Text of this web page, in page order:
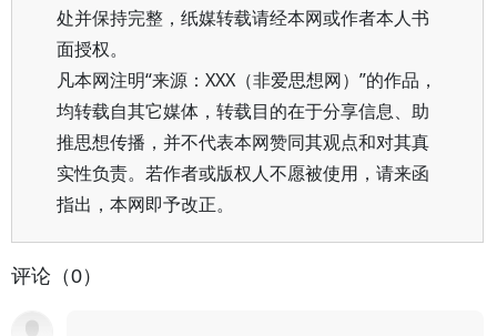
处并保持完整，纸媒转载请经本网或作者本人书
面授权。
凡本网注明“来源：XXX（非爱思想网）”的作品，
均转载自其它媒体，转载目的在于分享信息、助
推思想传播，并不代表本网赞同其观点和对其真
实性负责。若作者或版权人不愿被使用，请来函
指出，本网即予改正。
评论（0）